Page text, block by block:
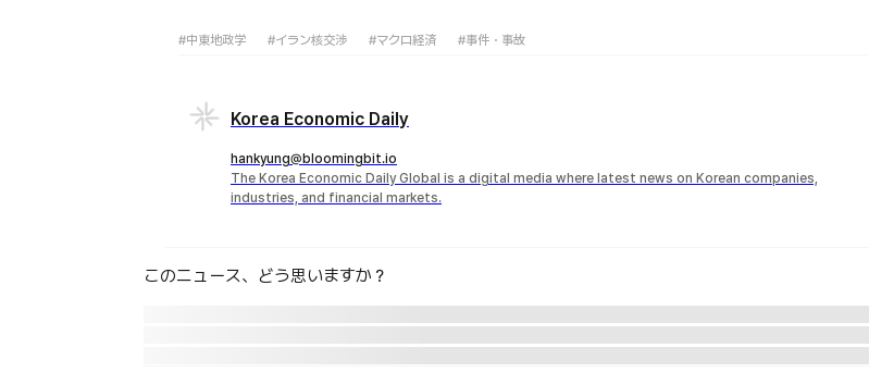
#中東地政学 #イラン核交渉 #マクロ経済 #事件・事故
Korea Economic Daily
hankyung@bloomingbit.io
The Korea Economic Daily Global is a digital media where latest news on Korean companies,
industries, and financial markets.
このニュース、どう思いますか？